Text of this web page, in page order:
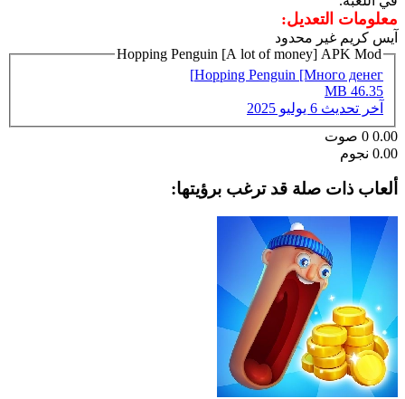
معلومات التعديل:
آيس كريم غير محدود
Hopping Penguin [A lot of money] APK Mod
Hopping Penguin [Много денег]
46.35 MB
آخر تحديث 6 يوليو 2025
0.00
0 صوت
0.00 نجوم
ألعاب ذات صلة قد ترغب برؤيتها: